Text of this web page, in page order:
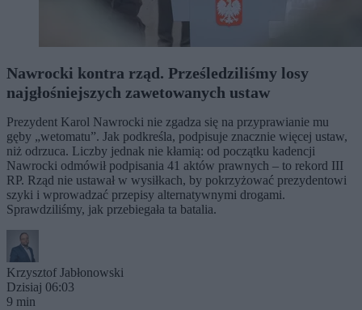
Nawrocki kontra rząd. Prześledziliśmy losy
najgłośniejszych zawetowanych ustaw
Prezydent Karol Nawrocki nie zgadza się na przyprawianie mu
gęby „wetomatu”. Jak podkreśla, podpisuje znacznie więcej ustaw,
niż odrzuca. Liczby jednak nie kłamią: od początku kadencji
Nawrocki odmówił podpisania 41 aktów prawnych – to rekord III
RP. Rząd nie ustawał w wysiłkach, by pokrzyżować prezydentowi
szyki i wprowadzać przepisy alternatywnymi drogami.
Sprawdziliśmy, jak przebiegała ta batalia.
Krzysztof Jabłonowski
Dzisiaj 06:03
9 min